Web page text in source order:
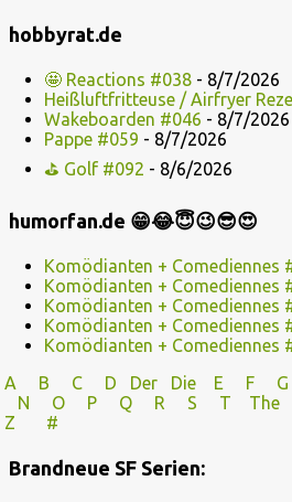
hobbyrat.de
🤩 Reactions #038 - 8/7/2026
Heißluftfritteuse / Airfryer
Wakeboarden #046 - 8/7/2026
Pappe #059 - 8/7/2026
⛳ Golf #092 - 8/6/2026
humorfan.de 😁😂😇😉😎😍
Komödianten + Comediennes
Komödianten + Comediennes
Komödianten + Comediennes
Komödianten + Comediennes
Komödianten + Comediennes
A
B C D Der Die E F G
N
O P Q R S T The
Z
#
Brandneue SF Serien: